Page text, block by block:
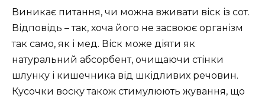
Виникає питання, чи можна вживати віск із сот.
Відповідь – так, хоча його не засвоює організм
так само, як і мед. Віск може діяти як
натуральний абсорбент, очищаючи стінки
шлунку і кишечника від шкідливих речовин.
Кусочки воску також стимулюють жування, що